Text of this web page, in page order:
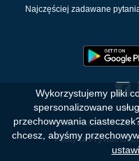
Najczęściej zadawane
Polityka Prywatności
© 2010 - 2026
Wykorzystujemy pliki
spersonalizowane
przechowywania
chcesz, abyśmy